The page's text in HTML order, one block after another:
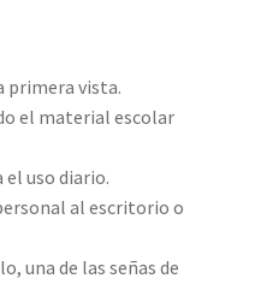
primera vista.
el material escolar
uso diario.
al escritorio o
una de las señas de